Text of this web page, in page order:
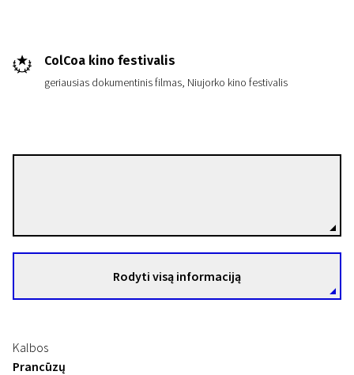
ColCoa kino festivalis
geriausias dokumentinis filmas, Niujorko kino festivalis
Rodyti visą informaciją
Kalbos
Prancūzų